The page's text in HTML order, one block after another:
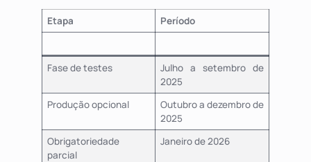
Etapa Período
Fase de testes
Julho a setembro de
2025
Produção opcional
Outubro a dezembro de
2025
Obrigatoriedade
parcial
Janeiro de 2026